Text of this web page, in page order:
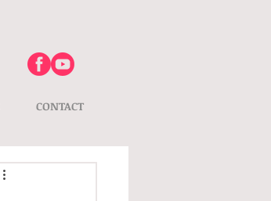
CONTACT